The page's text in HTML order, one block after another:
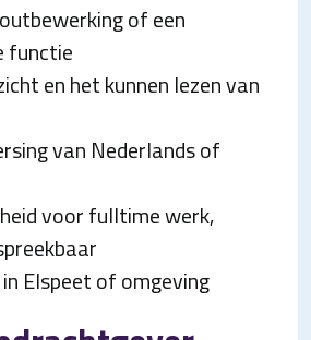
of een
functie
en het kunnen lezen van
van Nederlands of
voor fulltime werk,
Elspeet of omgeving